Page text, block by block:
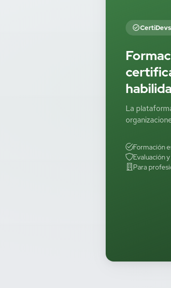
CertiDevs
La
Formación
Evaluación
Para